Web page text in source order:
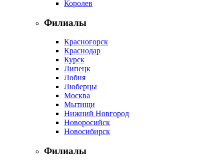
Королев
Филиалы
Красногорск
Краснодар
Курск
Липецк
Лобня
Люберцы
Москва
Мытищи
Нижний Новгород
Новоросийск
Новосибирск
Филиалы